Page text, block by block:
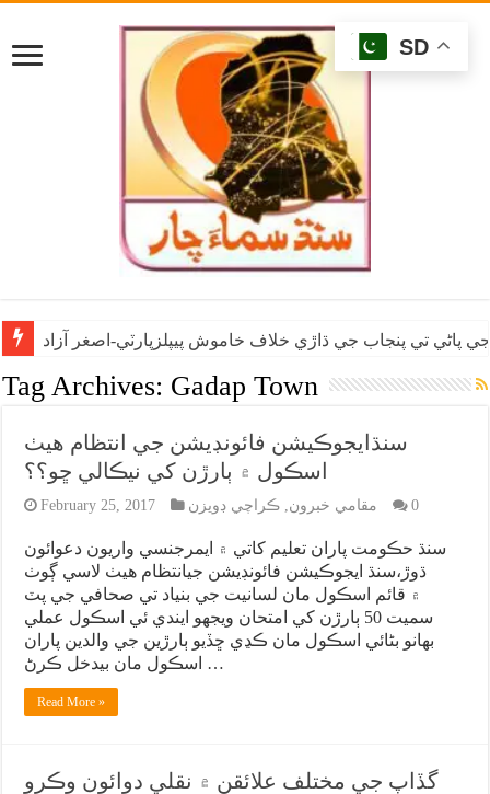
پاڻي تي پنجاب جي ڌاڙي خلاف خاموش پيپلزپارٽي-اصغر آزاد
Tag Archives: Gadap Town
سنڌايجوڪيشن فائونڊيشن جي انتظام هيٺ
اسڪول ۾ ٻارڙن کي نيڪالي ڇو؟؟
February 25, 2017 مقامي خبرون, ڪراچي ڊويزن 0
سنڌ حڪومت پاران تعليم کاتي ۾ ايمرجنسي واريون دعوائون
ڌوڙ،سنڌ ايجوڪيشن فائونڊيشن جيانتظام هيٺ لاسي ڳوٺ
۾ قائم اسڪول مان لسانيت جي بنياد تي صحافي جي پٽ
سميت 50 ٻارڙن کي امتحان ويجھو ايندي ئي اسڪول عملي
بھانو بڻائي اسڪول مان ڪڍي ڇڏيو ٻارڙين جي والدين پاران
اسڪول مان بيدخل ڪرڻ …
Read More »
گڏاپ جي مختلف علائقن ۾ نقلي دوائون وڪرو
SD